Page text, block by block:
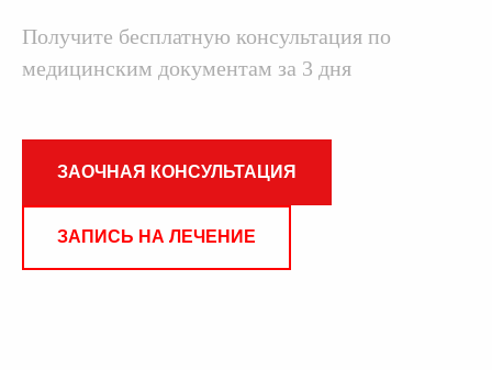
Получите бесплатную консультация по
медицинским документам за 3 дня
ЗАОЧНАЯ КОНСУЛЬТАЦИЯ
ЗАПИСЬ НА ЛЕЧЕНИЕ